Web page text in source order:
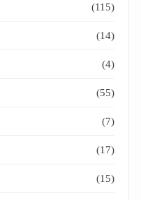
(115)
(14)
(4)
(55)
(7)
(17)
(15)